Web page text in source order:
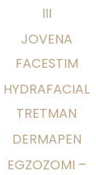
III
JOVENA
FACESTIM
HYDRAFACIAL
TRETMAN
DERMAPEN
EGZOZOMI –